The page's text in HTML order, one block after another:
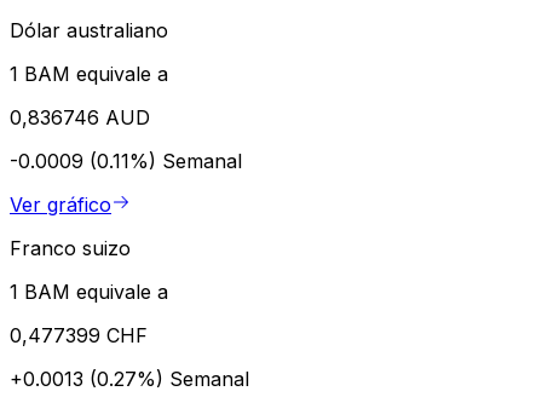
Dólar australiano
1 BAM equivale a
0,836746 AUD
-0.0009 (0.11%) Semanal
Ver gráfico
Franco suizo
1 BAM equivale a
0,477399 CHF
+0.0013 (0.27%) Semanal